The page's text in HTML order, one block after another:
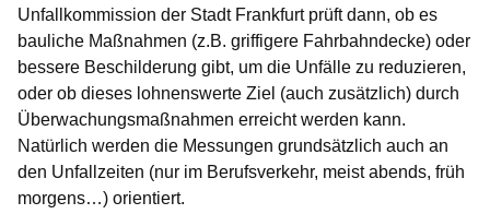
Unfallkommission der Stadt Frankfurt prüft dann, ob es
bauliche Maßnahmen (z.B. griffigere Fahrbahndecke) oder
bessere Beschilderung gibt, um die Unfälle zu reduzieren,
oder ob dieses lohnenswerte Ziel (auch zusätzlich) durch
Überwachungsmaßnahmen erreicht werden kann.
Natürlich werden die Messungen grundsätzlich auch an
den Unfallzeiten (nur im Berufsverkehr, meist abends, früh
morgens…) orientiert.